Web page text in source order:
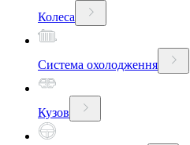
Колеса
Система охолодження
Кузов